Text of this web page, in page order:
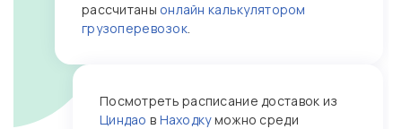
рассчитаны онлайн калькулятором
грузоперевозок.
Посмотреть расписание доставок из
Циндао в Находкуможно среди